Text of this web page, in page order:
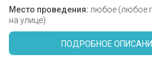
Место проведения: любое (любое
на улице).
ПОДРОБНОЕ